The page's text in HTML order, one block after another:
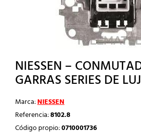
NIESSEN –
GARRAS SERIES DE
Marca:NIESSEN
Referencia:8102.8
Código propio:0710001736